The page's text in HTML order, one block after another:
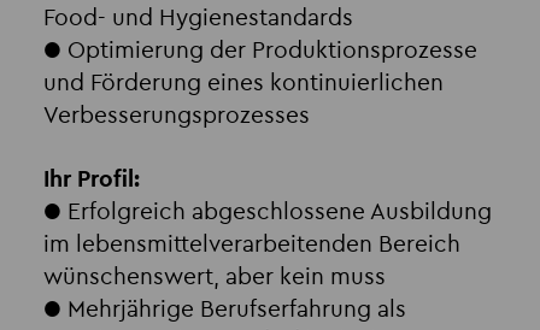
Food- und Hygienestandards
● Optimierung der Produktionsprozesse
und Förderung eines kontinuierlichen
Verbesserungsprozesses
Ihr Profil:
● Erfolgreich abgeschlossene Ausbildung
im lebensmittelverarbeitenden Bereich
wünschenswert, aber kein muss
● Mehrjährige Berufserfahrung als